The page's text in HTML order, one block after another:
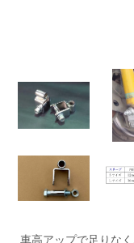
車高アップで足りな